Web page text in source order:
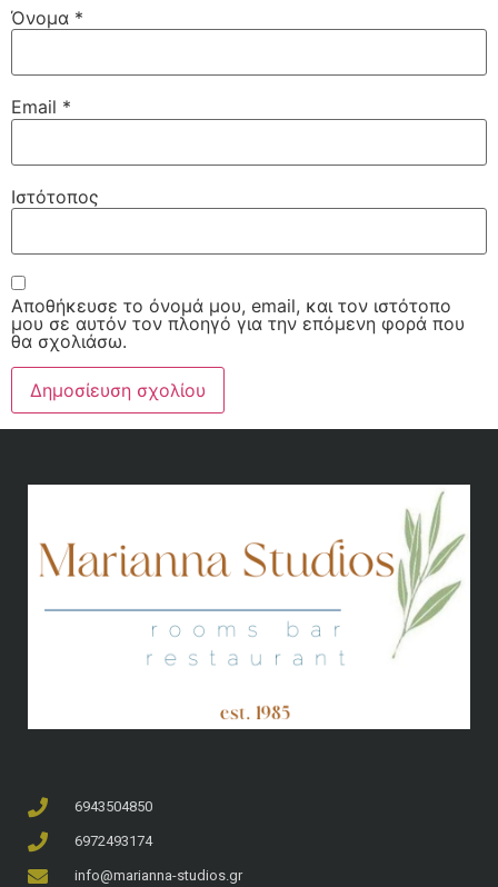
Όνομα *
Email *
Ιστότοπος
Αποθήκευσε το όνομά μου, email, και τον ιστότοπο
μου σε αυτόν τον πλοηγό για την επόμενη φορά που
θα σχολιάσω.
6943504850
6972493174
info@marianna-studios.gr